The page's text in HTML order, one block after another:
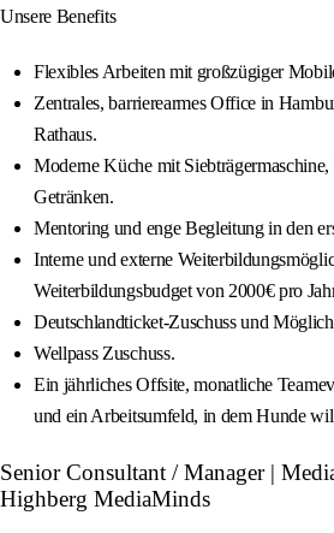
Unsere Benefits
Flexibles Arbeiten mit großzügiger
Zentrales, barrierearmes Office in
Rathaus.
Moderne Küche mit
Getränken.
Mentoring und enge Begleitung in den
Interne und externe
Weiterbildungsbudget von 2000€ pro
Deutschlandticket-Zuschuss und
Wellpass Zuschuss.
Ein jährliches Offsite, monatliche
und ein Arbeitsumfeld, in dem Hunde
Senior Consultant / Manager |
Highberg MediaMinds